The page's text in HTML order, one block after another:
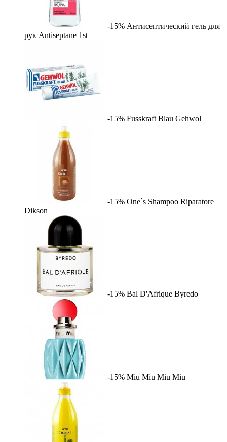
-15% Антисептический гель для
рук Antiseptane 1st
-15% Fusskraft Blau Gehwol
-15% One`s Shampoo Riparatore
Dikson
-15% Bal D'Afrique Byredo
-15% Miu Miu Miu Miu